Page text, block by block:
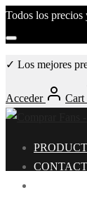
Todos los
✓ Los mejores
Acceder Cart